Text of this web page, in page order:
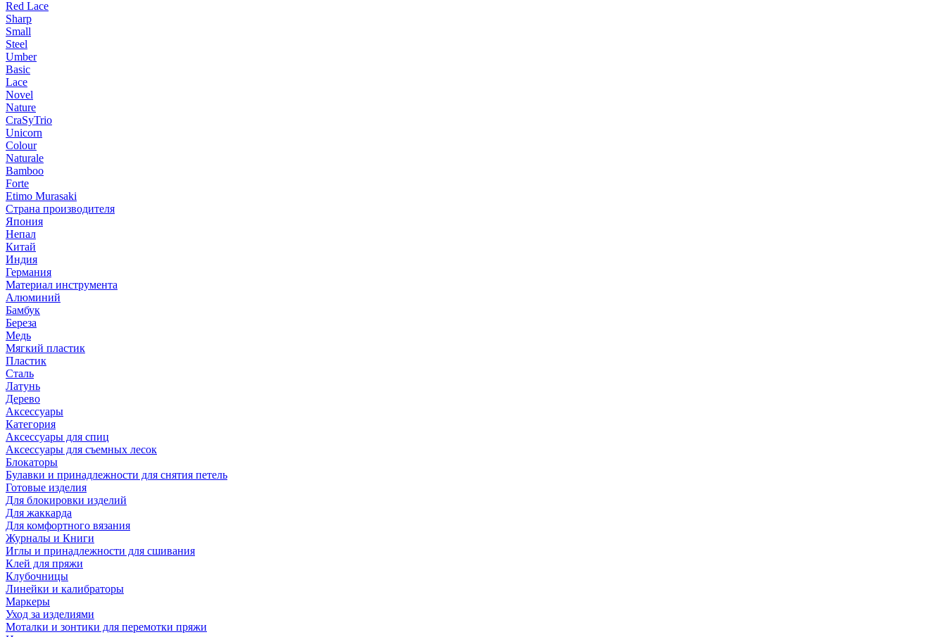
Red Lace
Sharp
Small
Steel
Umber
Basic
Lace
Novel
Nature
CraSyTrio
Unicorn
Colour
Naturale
Bamboo
Forte
Etimo Murasaki
Страна производителя
Япония
Непал
Китай
Индия
Германия
Материал инструмента
Алюминий
Бамбук
Береза
Медь
Мягкий пластик
Пластик
Сталь
Латунь
Дерево
Аксессуары
Категория
Аксессуары для спиц
Аксессуары для съемных лесок
Блокаторы
Булавки и принадлежности для снятия петель
Готовые изделия
Для блокировки изделий
Для жаккарда
Для комфортного вязания
Журналы и Книги
Иглы и принадлежности для сшивания
Клей для пряжи
Клубочницы
Линейки и калибраторы
Маркеры
Уход за изделиями
Моталки и зонтики для перемотки пряжи